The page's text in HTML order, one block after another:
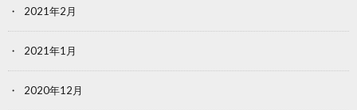
2021年2月
2021年1月
2020年12月